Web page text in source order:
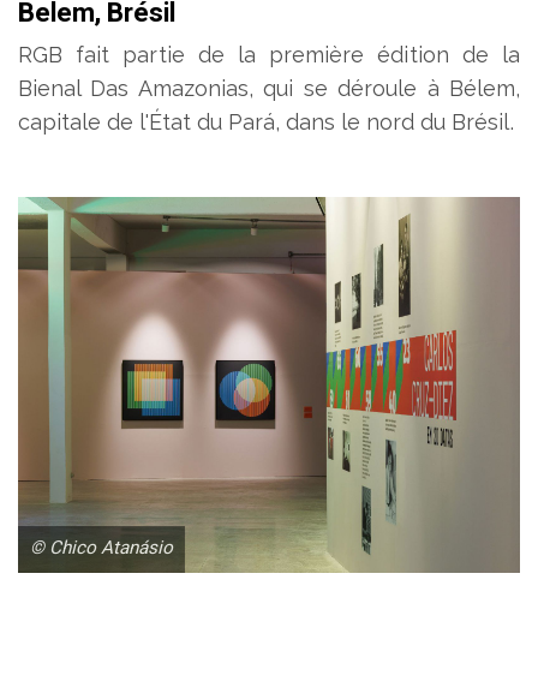
Belem, Brésil
RGB fait partie de la première édition de la
Bienal Das Amazonias, qui se déroule à Bélem,
capitale de l'État du Pará, dans le nord du Brésil.
© Chico Atanásio